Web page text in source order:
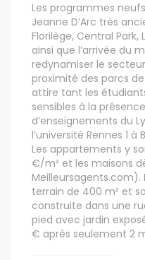
Les programmes
Jeanne D’Arc très
Florilège, Central Park,
ainsi que l’arrivée du
redynamiser le
proximité des parcs
attire tant les
sensibles à la
d’enseignements du
l’université Rennes 1 à
Les appartements y
€/m² et les maisons
Meilleursagents.com).
terrain de 400 m² et
construite dans une
pied avec jardin
€ après seulement 2